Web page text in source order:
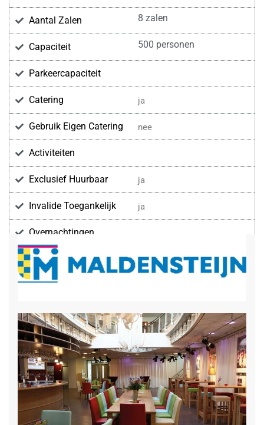
Aantal Zalen 8 zalen
Capaciteit 500 personen
Parkeercapaciteit
Catering ja
Gebruik Eigen Catering nee
Activiteiten
Exclusief Huurbaar ja
Invalide Toegankelijk ja
Overnachtingen
Voorzieningen